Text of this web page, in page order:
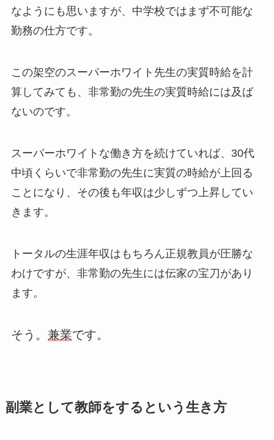
なようにも思いますが、中学校ではまず不可能な
勤務の仕方です。
この架空のスーパーホワイト先生の実質時給を計
算してみても、非常勤の先生の実質時給には及ば
ないのです。
スーパーホワイトな働き方を続けていれば、30代
中頃くらいで非常勤の先生に実質の時給が上回る
ことになり、その後も年収は少しずつ上昇してい
きます。
トータルの生涯年収はもちろん正規教員が圧勝な
わけですが、非常勤の先生には伝家の宝刀があり
ます。
そう。 兼業です。
副業として教師をするという生き方